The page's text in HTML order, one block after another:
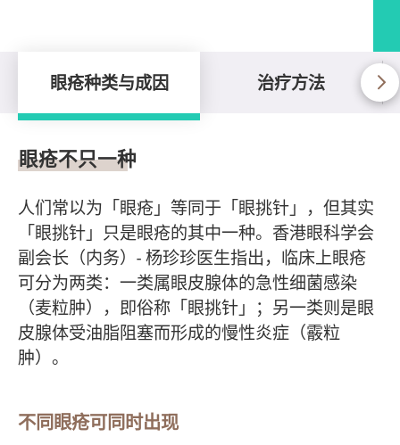
眼疮种类与成因 治疗方法
眼疮种类与成因
眼疮不只一种
人们常以为「眼疮」等同于「眼挑针」，但其实
「眼挑针」只是眼疮的其中一种。香港眼科学会
副会长（内务）- 杨珍珍医生指出，临床上眼疮
可分为两类：一类属眼皮腺体的急性细菌感染
（麦粒肿），即俗称「眼挑针」；另一类则是眼
皮腺体受油脂阻塞而形成的慢性炎症（霰粒
肿）。
不同眼疮可同时出现